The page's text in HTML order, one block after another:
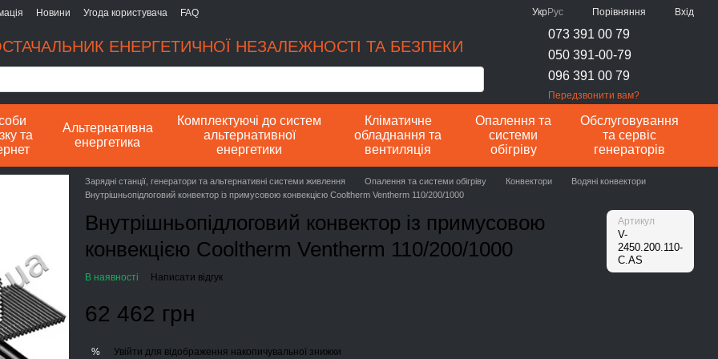
Новини Угода користувача FAQ УкрРус Порівняння Вхід
ЕНЕРГЕТИЧНОЇ НЕЗАЛЕЖНОСТІ ТА БЕЗПЕКИ
073 391 00 79
050 391-00-79
096 391 00 79
Передзвонити вам?
та
Альтернативна
енергетика
Комплектуючі до систем
альтернативної
енергетики
Кліматичне
обладнання та
вентиляція
Опалення та
системи
обігріву
Обслуговування
та сервіс
генераторів
Зарядні станції, генератори та альтернативні системи живлення Опалення та системи обігріву Конвектори
Водяні конвектори
Внутрішньопідлоговий конвектор із примусовою конвекцією Cooltherm Ventherm 110/200/1000
Внутрішньопідлоговий конвектор із примусовою
конвекцією Cooltherm Ventherm 110/200/1000
Артикул
V-
2450.200.110-
C.AS
В наявності Написати відгук
62 462 грн
% Увійти для відображення накопичувальної знижки